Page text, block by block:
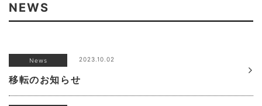
NEWS
News 2023.10.02
移転のお知らせ